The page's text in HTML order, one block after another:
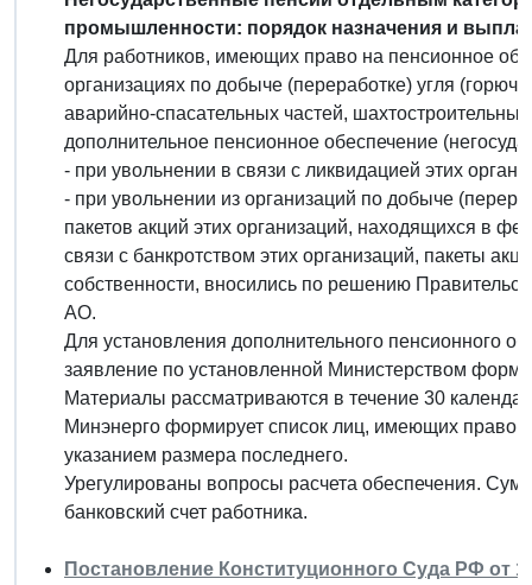
промышленности: порядок назначения и
Для работников, имеющих право на пенсионное
организациях по добыче (переработке) угля
аварийно-спасательных частей,
дополнительное пенсионное обеспечение
- при увольнении в связи с ликвидацией этих
- при увольнении из организаций по добыче
пакетов акций этих организаций, находящихся в
связи с банкротством этих организаций, пакеты
собственности, вносились по решению
АО.
Для установления дополнительного пенсионного
заявление по установленной Министерством
Материалы рассматриваются в течение 30
Минэнерго формирует список лиц, имеющих право
указанием размера последнего.
Урегулированы вопросы расчета обеспечения.
банковский счет работника.
Постановление Конституционного Суда РФ от